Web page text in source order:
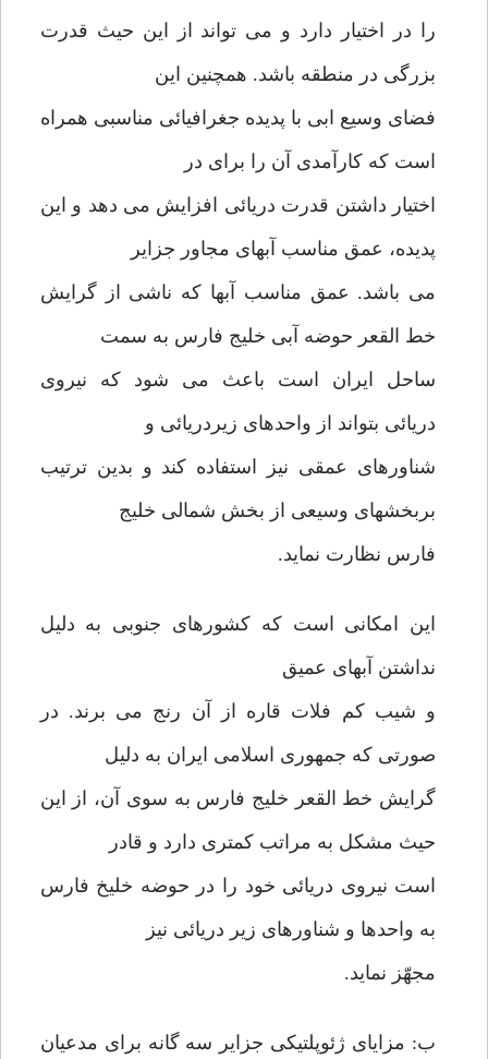
را در اختیار دارد و می تواند از این حیث قدرت
بزرگی در منطقه باشد. همچنین این
فضای وسیع ابی با پدیده جغرافیائی مناسبی همراه
است که کارآمدی آن را برای در
اختیار داشتن قدرت دریائی افزایش می دهد و این
پدیده، عمق مناسب آبهای مجاور جزایر
می باشد. عمق مناسب آبها که ناشی از گرایش
خط القعر حوضه آبی خلیج فارس به سمت
ساحل ایران است باعث می شود که نیروی
دریائی بتواند از واحدهای زیردریائی و
شناورهای عمقی نیز استفاده کند و بدین ترتیب
بربخشهای وسیعی از بخش شمالی خلیج
فارس نظارت نماید.
این امکانی است که کشورهای جنوبی به دلیل
نداشتن آبهای عمیق
و شیب کم فلات قاره از آن رنج می برند. در
صورتی که جمهوری اسلامی ایران به دلیل
گرایش خط القعر خلیج فارس به سوی آن، از این
حیث مشکل به مراتب کمتری دارد و قادر
است نیروی دریائی خود را در حوضه خلیخ فارس
به واحدها و شناورهای زیر دریائی نیز
مجهّز نماید.
ب: مزایای ژئوپلتیکی جزایر سه گانه برای مدعیان